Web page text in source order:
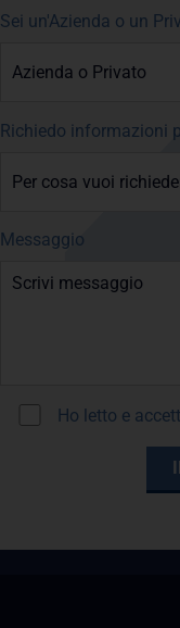
Sei un'Azienda o un
Richiedo informazioni
Messaggio
Ho letto e